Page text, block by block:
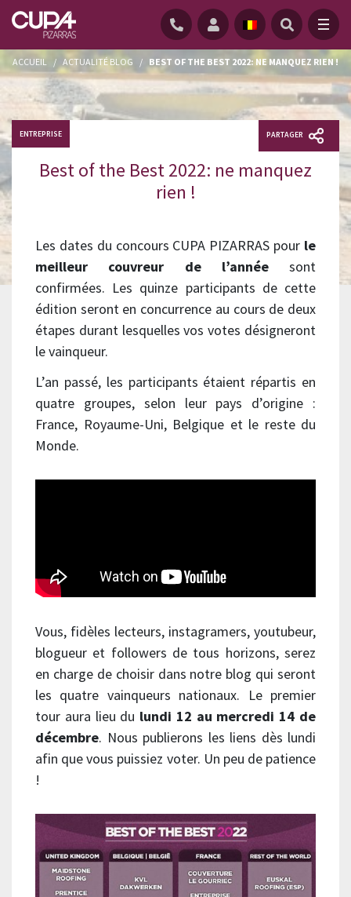
ACCUEIL / ACTUALITÉ BLOG / BEST OF THE BEST 2022: NE MANQUEZ RIEN !
ENTREPRISE PARTAGER
Best of the Best 2022: ne manquez
rien !
Les dates du concours CUPA PIZARRAS pour le
meilleur couvreur de l’annéesont
confirmées. Les quinze participants de cette
édition seront en concurrence au cours de deux
étapes durant lesquelles vos votes désigneront
le vainqueur.
L’an passé, les participants étaient répartis en
quatre groupes, selon leur pays d’origine :
France, Royaume-Uni, Belgique et le reste du
Monde.
Vous, fidèles lecteurs, instagramers, youtubeur,
blogueur et followers de tous horizons, serez
en charge de choisir dans notre blog qui seront
les quatre vainqueurs nationaux. Le premier
tour aura lieu du lundi 12 au mercredi 14 de
décembre. Nous publierons les liens dès lundi
afin que vous puissiez voter. Un peu de patience
!